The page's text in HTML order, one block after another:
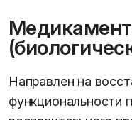
Направлен на
функциональности